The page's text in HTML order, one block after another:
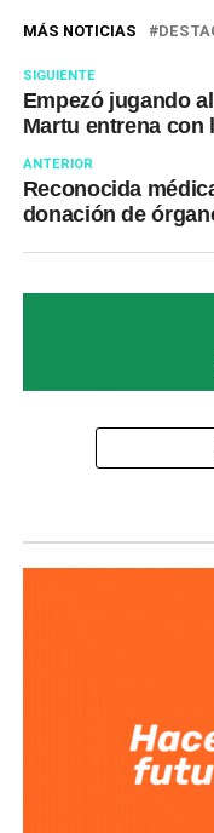
MÁS NOTICIAS
SIGUIENTE
Empezó jugando
Martu entrena con
ANTERIOR
Reconocida
donación de